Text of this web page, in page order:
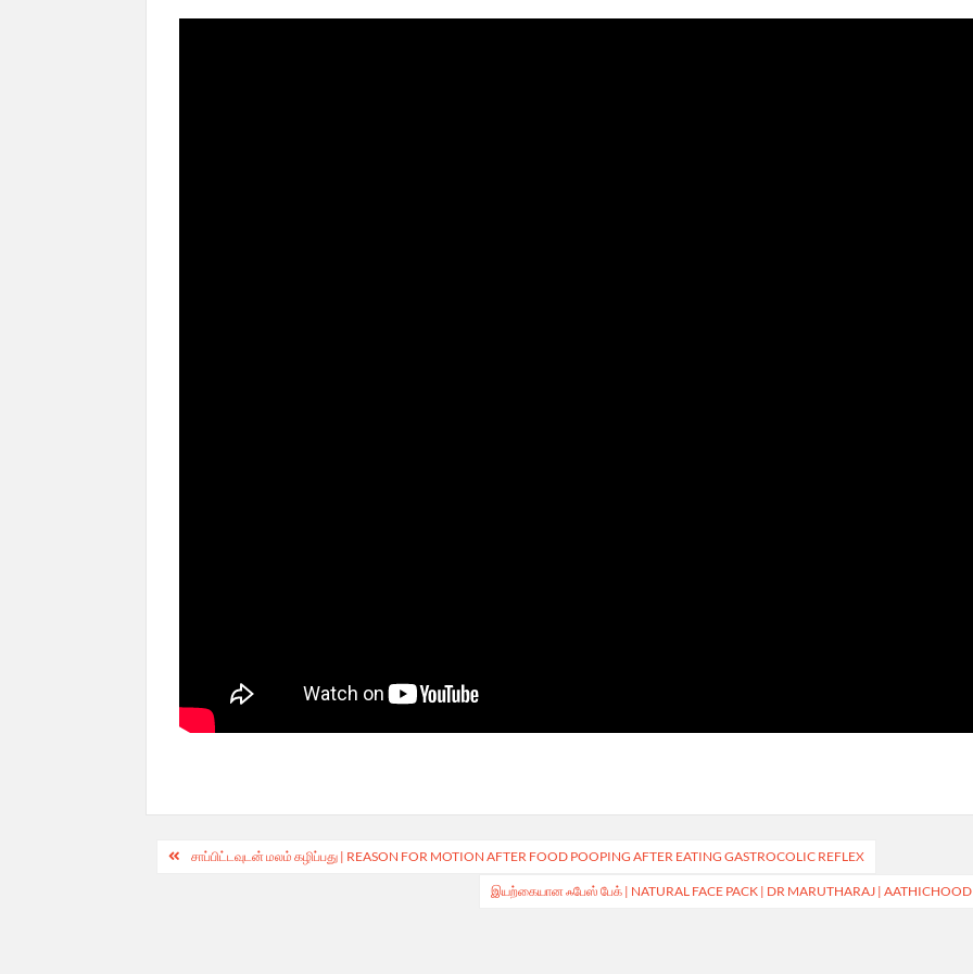
Postசாப்பிட்டவுடன் மலம் கழிப்பது | REASON FOR MOTION AFTER FOOD POOPING AFTER EATING GASTROCOLIC REFLEX
இயற்கையான ஃபேஸ் பேக் | NATURAL FACE PACK | DR MARUTHARAJ |